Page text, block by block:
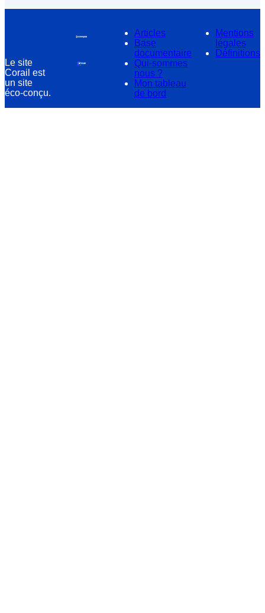
Le site
Corail est
un site
éco-conçu.
Articles
Base
documentaire
Qui-sommes
nous ?
Mon tableau
de bord
Mentions
légales
Définitions